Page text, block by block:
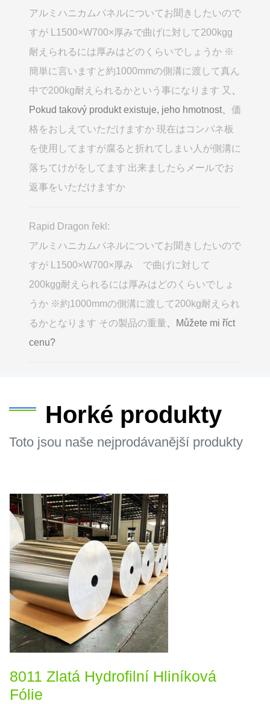
アルミハニカムパネルについてお聞きしたいので
すが L1500×W700×厚みで曲げに対して200kgg
耐えられるには厚みはどのくらいでしょうか ※
簡単に言いますと約1000mmの側溝に渡して真ん
中で200kg耐えられるかという事になります 又
Pokud takový produkt existuje, jeho hmotnost、 価
格をおしえていただけますか 現在はコンパネ板
を使用してますが腐ると折れてしまい人が側溝に
落ちてけがをしてます 出来ましたらメールでお
返事をいただけますか
Rapid Dragon řekl:
アルミハニカムパネルについてお聞きしたいので
すが L1500×W700×厚み で曲げに対して
200kgg耐えられるには厚みはどのくらいでしょ
うか ※約1000mmの側溝に渡して200kg耐えられ
るかとなります その製品の重量 、Můžete mi říct
cenu?
Horké produkty
Toto jsou naše nejprodávanější produkty
8011 Zlatá Hydrofilní Hliníková
Fólie